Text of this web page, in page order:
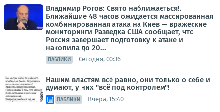
Владимир Рогов: Свято наближається!.
Ближайшие 48 часов ожидается массированная
комбинированная атака на Киев — вражеские
мониторинги Разведка США сообщает, что
Россия завершает подготовку к атаке и
накопила до 20...
ПАБЛИКИ Сегодня, 00:36
Нашим властям всё равно, они только о себе и
думают, у них "всё под контролем"!
ПАБЛИКИ Вчера, 15:40